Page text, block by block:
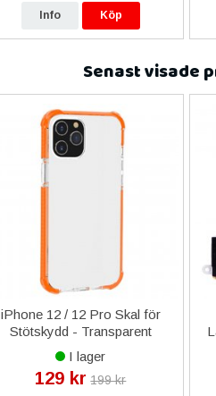
Info Köp
Senast visade
iPhone 12 / 12 Pro Skal för
Stötskydd - Transparent
Orange
I lager
129 kr 199 kr